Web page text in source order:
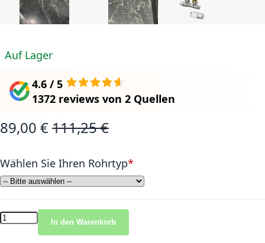
Auf Lager
4.6 / 5
1372 reviews von 2 Quellen
Sonderangebot
89,00 € Normalpreis
111,25 €
Wählen Sie Ihren Rohrtyp
In den Warenkorb